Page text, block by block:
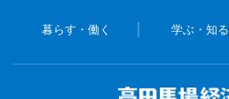
暮らす・働く 学ぶ・知る